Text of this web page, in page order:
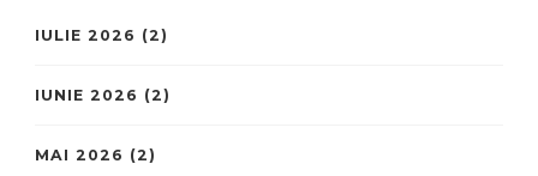
IULIE 2026 (2)
IUNIE 2026 (2)
MAI 2026 (2)